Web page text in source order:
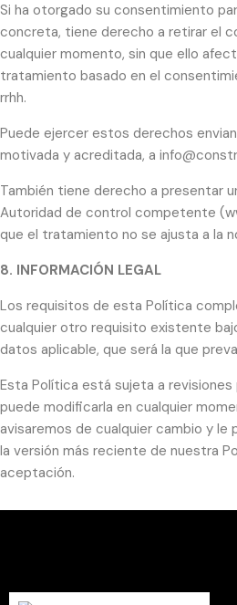
Si ha otorgado su consentimiento
concreta, tiene derecho a retirar el
cualquier momento, sin que ello
tratamiento basado en el
rrhh.
Puede ejercer estos derechos
motivada y acreditada, a
También tiene derecho a presentar
Autoridad de control competente
que el tratamiento no se ajusta a la
8. INFORMACIÓN LEGAL
Los requisitos de esta Política
cualquier otro requisito existente
datos aplicable, que será la que
Esta Política está sujeta a
puede modificarla en cualquier
avisaremos de cualquier cambio y le
la versión más reciente de nuestra
aceptación.